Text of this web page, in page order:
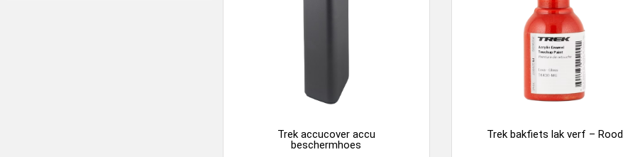
Trek accucover accu
beschermhoes
Trek bakfiets lak verf – Rood